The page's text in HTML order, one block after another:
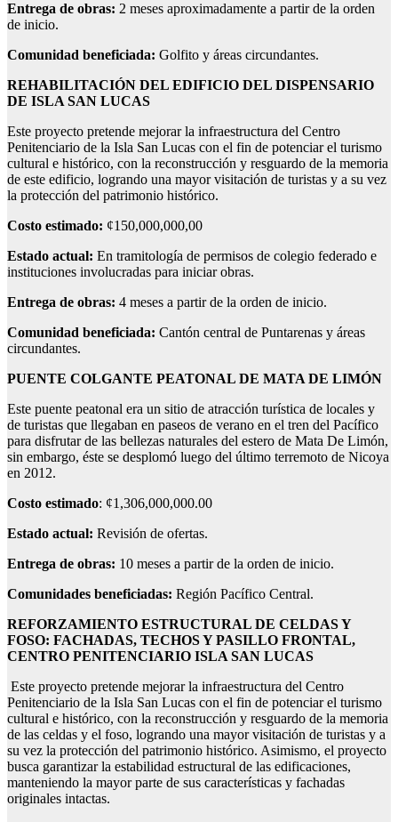
Entrega de obras: 2 meses aproximadamente a partir de la orden
de inicio.
Comunidad beneficiada: Golfito y áreas circundantes.
REHABILITACIÓN DEL EDIFICIO DEL DISPENSARIO
DE ISLA SAN LUCAS
Este proyecto pretende mejorar la infraestructura del Centro
Penitenciario de la Isla San Lucas con el fin de potenciar el turismo
cultural e histórico, con la reconstrucción y resguardo de la memoria
de este edificio, logrando una mayor visitación de turistas y a su vez
la protección del patrimonio histórico.
Costo estimado: ¢150,000,000,00
Estado actual: En tramitología de permisos de colegio federado e
instituciones involucradas para iniciar obras.
Entrega de obras: 4 meses a partir de la orden de inicio.
Comunidad beneficiada: Cantón central de Puntarenas y áreas
circundantes.
PUENTE COLGANTE PEATONAL DE MATA DE LIMÓN
Este puente peatonal era un sitio de atracción turística de locales y
de turistas que llegaban en paseos de verano en el tren del Pacífico
para disfrutar de las bellezas naturales del estero de Mata De Limón,
sin embargo, éste se desplomó luego del último terremoto de Nicoya
en 2012.
Costo estimado: ¢1,306,000,000.00
Estado actual: Revisión de ofertas.
Entrega de obras: 10 meses a partir de la orden de inicio.
Comunidades beneficiadas: Región Pacífico Central.
REFORZAMIENTO ESTRUCTURAL DE CELDAS Y
FOSO: FACHADAS, TECHOS Y PASILLO FRONTAL,
CENTRO PENITENCIARIO ISLA SAN LUCAS
Este proyecto pretende mejorar la infraestructura del Centro
Penitenciario de la Isla San Lucas con el fin de potenciar el turismo
cultural e histórico, con la reconstrucción y resguardo de la memoria
de las celdas y el foso, logrando una mayor visitación de turistas y a
su vez la protección del patrimonio histórico. Asimismo, el proyecto
busca garantizar la estabilidad estructural de las edificaciones,
manteniendo la mayor parte de sus características y fachadas
originales intactas.